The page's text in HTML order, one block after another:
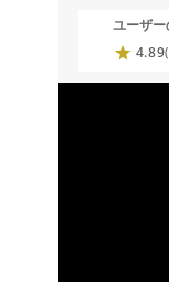
ユーザ
4.89